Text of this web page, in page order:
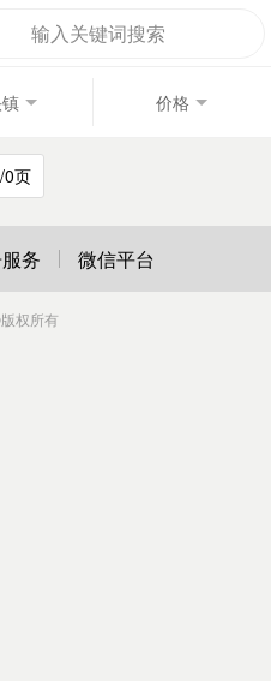
输入关键词搜索
价格
0页
务 微信平台
权所有